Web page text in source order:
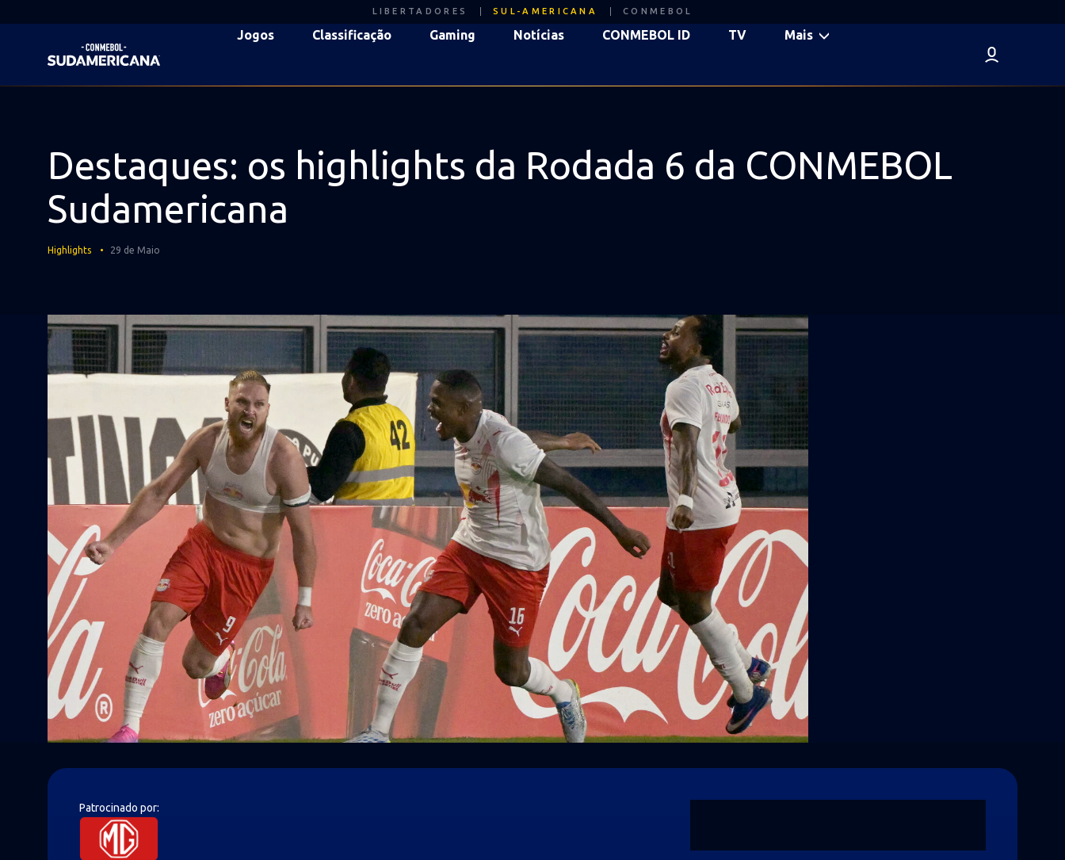
para
conteúdo
principal
LIBERTADORES SUL-AMERICANA CONMEBOL
Sudamericana
Navigation
Jogos Classificação Gaming Notícias CONMEBOL ID TV Mais
Highlights
Destaques: os highlights da Rodada 6 da CONMEBOL
Sudamericana
29 de Maio
Patrocinado por